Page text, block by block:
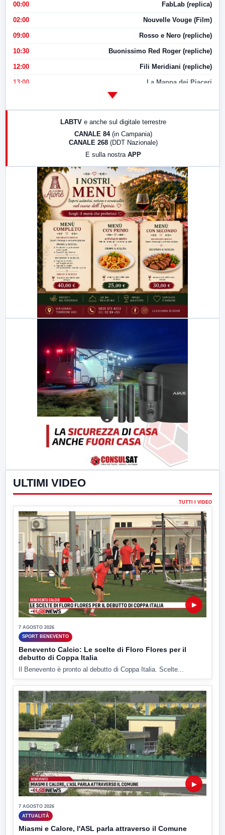
00:00 FabLab (replica)
02:00 Nouvelle Vouge (Film)
09:00 Rosso e Nero (repliche)
10:30 Buonissimo Red Roger (repliche)
12:00 Fili Meridiani (repliche)
13:00 La Mappa dei Piaceri
LabNews (replica)
LABTV e anche sul digitale terrestre
CANALE 84 (in Campania)
CANALE 268 (DDT Nazionale)
E sulla nostra APP
ULTIMI VIDEO
TUTTI I VIDEO
▶
7 AGOSTO 2026
SPORT BENEVENTO
Benevento Calcio: Le scelte di Floro Flores per il
debutto di Coppa Italia
Il Benevento è pronto al debutto di Coppa Italia. Scelte...
▶
7 AGOSTO 2026
ATTUALITÀ
Miasmi e Calore, l'ASL parla attraverso il Comune